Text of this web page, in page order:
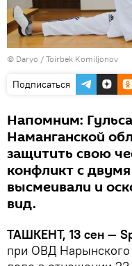
© Daryo / Toirbek Komiljonov
Подписаться
Напомним:
Наманганской
защитить свою
конфликт с
высмеивали и
вид.
ТАШКЕНТ, 13 сен —
при ОВД Нарынского